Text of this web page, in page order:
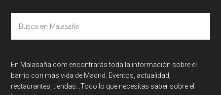
Malasaña
En Malasaña.com encontrarás toda la información sobre el
barrio con más vida de Madrid. Eventos, actualidad,
restaurantes, tiendas…Todo lo que necesitas saber sobre el